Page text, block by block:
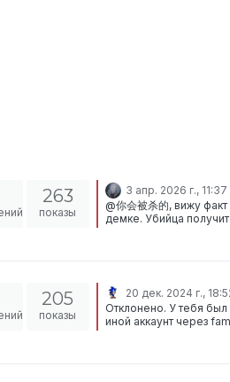
263
показы
3 апр. 2026 г., 11:37
@你会被杀的, вижу
демке. Убийца
205
показы
20 дек. 2024 г.,
Отклонено. У тебя был
иной аккаунт через